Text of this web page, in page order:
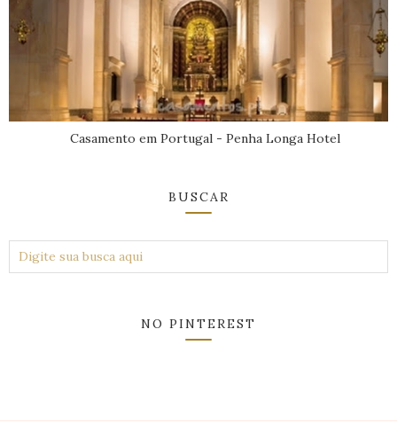
Casamento em Portugal - Penha Longa Hotel
BUSCAR
NO PINTEREST